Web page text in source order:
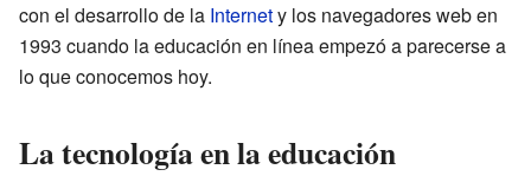
con el desarrollo de la Internety los navegadores web en
1993 cuando la educación en línea empezó a parecerse a
lo que conocemos hoy.
La tecnología en la educación